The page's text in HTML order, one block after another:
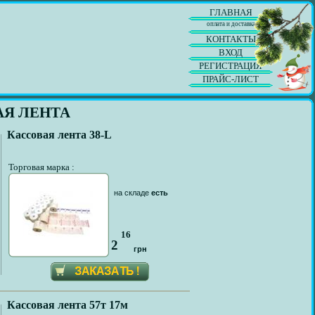
ГЛАВНАЯ
оплата и доставка
КОНТАКТЫ
ВХОД
РЕГИСТРАЦИЯ
ПРАЙС-ЛИСТ
ЛЕНТА
Кассовая лента 38-L
Торговая марка :
2
16
грн
на складе есть
Кассовая лента 57т 17м